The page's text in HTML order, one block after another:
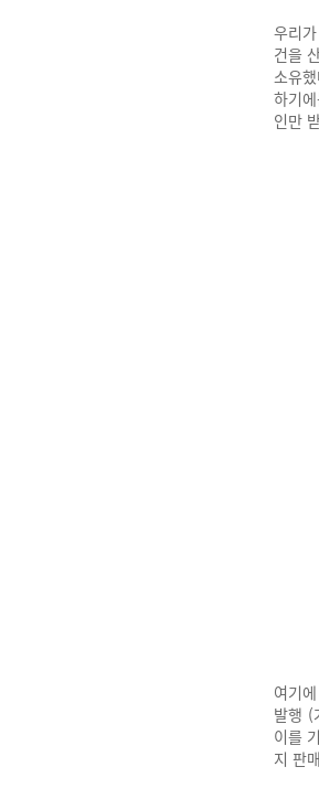
우리
건을
소유
하기
인만
여기
발행 (
이를
지 판